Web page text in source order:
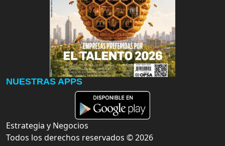
NUESTRAS APPS
Estrategia y Negocios
Todos los derechos reservados ©2026